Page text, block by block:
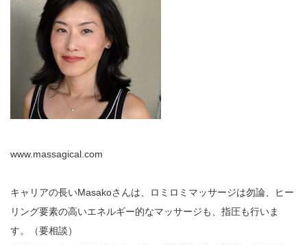
www.massagical.com
キャリアの長いMasakoさんは、ロミロミマッサージは勿論、ヒー
リング要素の高いエネルギー的なマッサージも、指圧も行いま
す。（要相談）